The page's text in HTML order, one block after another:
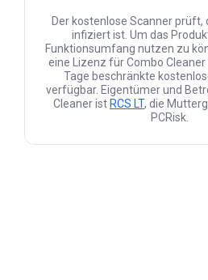
Der kostenlose Scanner prüft,
infiziert ist. Um das
Funktionsumfang nutzen zu
eine Lizenz für Combo
Tage beschränkte
verfügbar. Eigentümer und
Cleaner ist RCS LT, die
PCRisk.